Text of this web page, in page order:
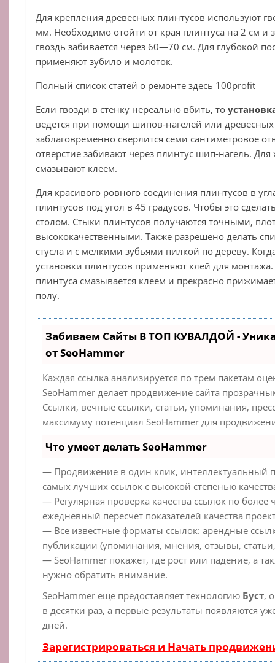
Для крепления древесных плинтусов используют
мм. Необходимо отойти от края плинтуса на 2 см и
гвоздь забивается через 60—70 см. Для глубокой
применяют зубило и молоток.
Полный список статей о ремонте здесь 100profit
Если гвозди в стенку нереально вбить, то
ведется при помощи шипов-нагелей или древесных
заблаговременно сверлится семи сантиметровое
отверстие забивают через плинтус шип-нагель.
смазывают клеем.
Для красивого ровного соединения плинтусов в
плинтусов под угол в 45 градусов. Чтобы это
столом. Стыки плинтусов получаются точными,
высококачественными. Также разрешено делать
стусла и с мелкими зубьями пилкой по дереву.
установки плинтусов применяют клей для
плинтуса смазывается клеем и прекрасно
полу.
Забиваем Сайты В ТОП КУВАЛДОЙ -
от SeoHammer
Каждая ссылка анализируется по трем пакетам
SeoHammer делает продвижение сайта
Ссылки, вечные ссылки, статьи, упоминания,
максимуму потенциал SeoHammer для
Что умеет делать SeoHammer
— Продвижение в один клик, интеллектуальный
самых лучших ссылок с высокой степенью
— Регулярная проверка качества ссылок по более
ежедневный пересчет показателей качества
— Все известные форматы ссылок: арендные
публикации (упоминания, мнения, отзывы,
— SeoHammer покажет, где рост или падение, а
нужно обратить внимание.
SeoHammer еще предоставляет технологию Буст,
в десятки раз, а первые результаты появляются
дней.
Зарегистрироваться и Начать